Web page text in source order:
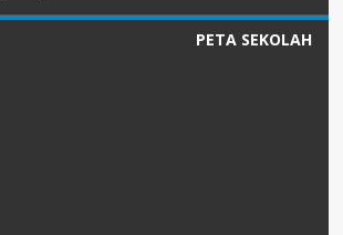
PETA SEKOLAH